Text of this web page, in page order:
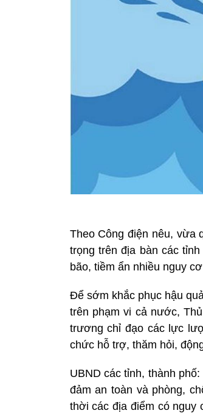
Theo Công điện nêu, vừa
trọng trên địa bàn các
bão, tiềm ẩn nhiều nguy
Để sớm khắc phục hậu
trên phạm vi cả nước,
trương chỉ đạo các lực
chức hỗ trợ, thăm hỏi,
UBND các tỉnh, thành
đảm an toàn và phòng,
thời các địa điểm có nguy